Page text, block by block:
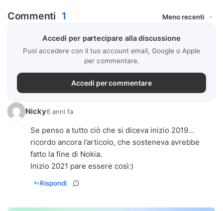
Commenti 1
Accedi per partecipare alla discussione
Puoi accedere con il tuo account email, Google o Apple
per commentare.
Accedi per commentare
Nicky6 anni fa
Se penso a tutto ciò che si diceva inizio 2019...
ricordo ancora l’articolo, che sosteneva avrebbe
fatto la fine di Nokia.
Inizio 2021 pare essere così:)
Rispondi